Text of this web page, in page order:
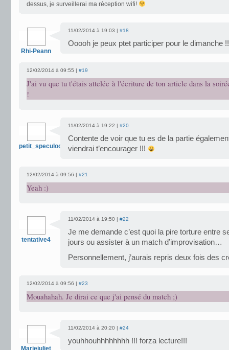
dessus, je surveillerai ma réception wifi!
Rhi-Peann
11/02/2014 à 19:03 | #18
Ooooh je peux ptet participer pour le dimanche
12/02/2014 à 09:55 | #19
J'ai vu que tu t'étais attelée à l'écriture de ton article dans la
!
petit_speculoos
11/02/2014 à 19:22 | #20
Contente de voir que tu es de la partie
viendrai t’encourager !!!
12/02/2014 à 09:56 | #21
Yeah :)
tentative4
11/02/2014 à 19:50 | #22
Je me demande c’est quoi la pire torture entre
jours ou assister à un match d’improvisation…
Personnellement, j’aurais repris deux fois des
12/02/2014 à 09:56 | #23
Mouahahah. Je dirai ce que j'ai pensé du match ;)
Mariejuliet
11/02/2014 à 20:20 | #24
youhhouhhhhhhhh !!! forza lecture!!!